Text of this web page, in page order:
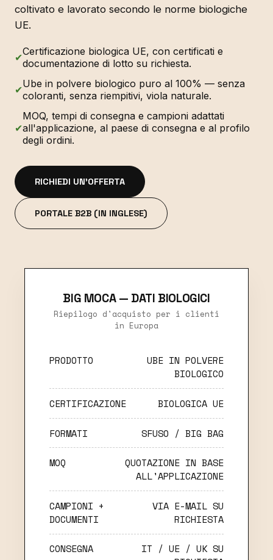
coltivato e lavorato secondo le norme biologiche
UE.
✔Certificazione biologica UE, con certificati e
documentazione di lotto su richiesta.
✔Ube in polvere biologico puro al 100% — senza
coloranti, senza riempitivi, viola naturale.
✔
MOQ, tempi di consegna e campioni adattati
all'applicazione, al paese di consegna e al profilo
degli ordini.
RICHIEDI UN'OFFERTA
PORTALE B2B (IN INGLESE)
BIG MOCA — DATI BIOLOGICI
Riepilogo d'acquisto per i clienti
in Europa
PRODOTTO
UBE IN POLVERE
BIOLOGICO
CERTIFICAZIONE BIOLOGICA UE
FORMATI SFUSO / BIG BAG
MOQ
QUOTAZIONE IN BASE
ALL'APPLICAZIONE
CAMPIONI +
DOCUMENTI
VIA E-MAIL SU
RICHIESTA
CONSEGNA
IT / UE / UK SU